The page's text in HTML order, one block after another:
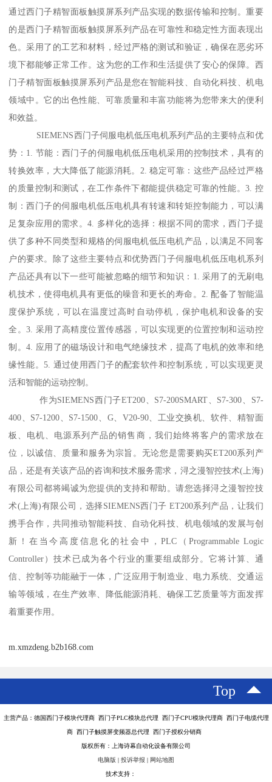
通过西门子精智面板触摸屏系列产品实现的数据传输和控制。重要
的是西门子精智面板触摸屏系列产品在可靠性和稳定性方面表现出
色。采用了的工艺和材料，经过严格的测试和验证，确保在恶劣环
境下都能够正常工作。这为您的工作和生活提供了安心的保障。西
门子精智面板触摸屏系列产品是您在智能科技、自动化科技、机电
领域中。它的出色性能、可靠质量和丰富功能将为您带来大的便利
和效益。
SIEMENS西门子伺服电机低压电机系列产品的主要特点和优
势：1. 节能：西门子的伺服电机低压电机采用的控制技术，具有的
转换效率，大大降低了能源消耗。2. 稳定可靠：这些产品经过严格
的质量控制和测试，在工作条件下都能提供稳定可靠的性能。3. 控
制：西门子的伺服电机低压电机具有转速和转矩控制能力，可以满
足复杂应用的需求。4. 多样化的选择：根据不同的需求，西门子提
供了多种不同类型和规格的伺服电机低压电机产品，以满足不同客
户的要求。除了这些主要特点和优势西门子伺服电机低压电机系列
产品还具有以下一些可能被忽略的细节和知识：1. 采用了的无刷电
机技术，使得电机具有更低的噪音和更长的寿命。2. 配备了智能温
度保护系统，可以在温度过高时自动停机，保护电机和设备的安
全。3. 采用了高精度位置传感器，可以实现更的位置控制和运动控
制。4. 应用了的磁场设计和电气绝缘技术，提髙了电机的效率和绝
缘性能。5. 通过使用西门子的配套软件和控制系统，可以实现更灵
活和智能的运动控制。
作为SIEMENS西门子ET200、S7-200SMART、S7-300、S7-
400、S7-1200、S7-1500、G、V20-90、工业交换机、软件、精智面
板、电机、电源系列产品的销售商，我们始终将客户的需求放在
位，以诚信、质量和服务为宗旨。无论您是需要购买ET200系列产
品，还是有关该产品的咨询和技术服务需求，浔之漫智控技术(上海)
有限公司都将竭诚为您提供的支持和帮助。请您选择浔之漫智控技
术(上海)有限公司，选择SIEMENS西门子 ET200系列产品，让我们
携手合作，共同推动智能科技、自动化科技、机电领域的发展与创
新！在当今高度信息化的社会中，PLC（Programmable Logic
Controller）技术已成为各个行业的重要组成部分。它将计算、通
信、控制等功能融于一体，广泛应用于制造业、电力系统、交通运
输等领域，在生产效率、降低能源消耗、确保工艺质量等方面发挥
着重要作用。
m.xmzdeng.b2b168.com
Top
主营产品：德国西门子模块代理商 西门子PLC模块总代理 西门子CPU模块代理商 西门子电缆代理
商 西门子触摸屏变频器总代理 西门子授权分销商
版权所有：上海诗幕自动化设备有限公司
电脑版 | 投诉举报 | 网站地图
技术支持：